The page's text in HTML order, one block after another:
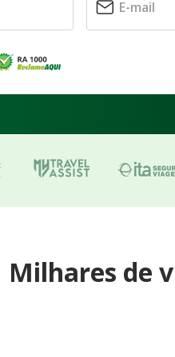
Milhares de